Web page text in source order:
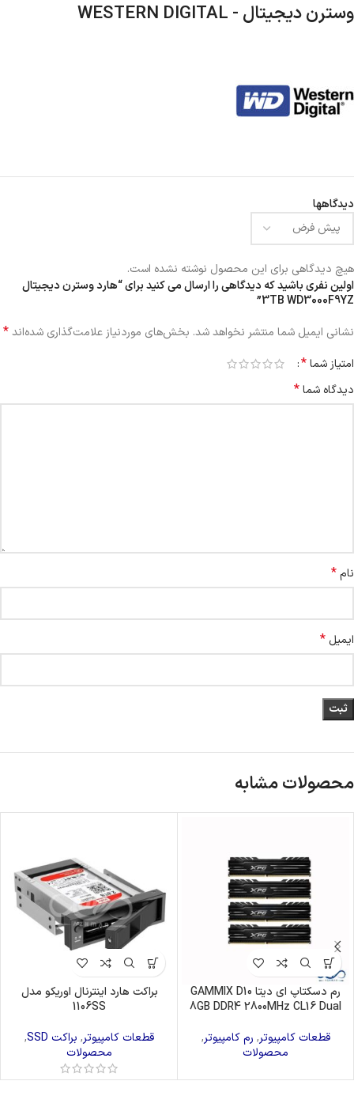
وسترن دیجیتال - WESTERN DIGITAL
دیدگاهها
هیچ دیدگاهی برای این محصول نوشته نشده است.
اولین نفری باشید که دیدگاهی را ارسال می کنید برای “هارد وسترن دیجیتال
3TB WD3000F9YZ”
نشانی ایمیل شما منتشر نخواهد شد. بخش‌های موردنیاز علامت‌گذاری شده‌اند*
امتیاز شما*
دیدگاه شما*
نام*
ایمیل *
محصولات مشابه
رم دسکتاپ ای دیتا GAMMIX D10
8GB DDR4 2800MHz CL16 Dual
قطعات کامپیوتر, رم کامپیوتر,
محصولات
براکت هارد اینترنال اوریکو مدل
1106SS
قطعات کامپیوتر, براکت SSD
,
محصولات